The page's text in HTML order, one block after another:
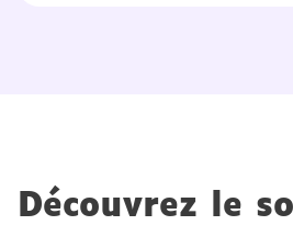
Découvrez le
en savoir plus sur la gestion de
personnelles et pour exercer vos